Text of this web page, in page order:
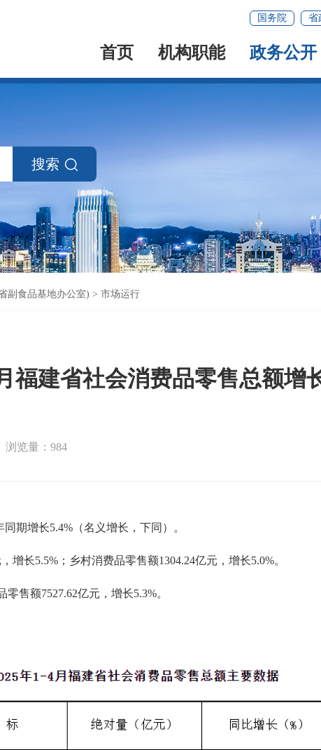
国务院 省
首页 机构职能 政务公开
搜索
副食品基地办公室) > 市场运行
福建省社会消费品零售总额增
浏览量：984
期增长5.4%（名义增长，下同）。
，增长5.5%；乡村消费品零售额1304.24亿元，增长5.0%。
零售额7527.62亿元，增长5.3%。